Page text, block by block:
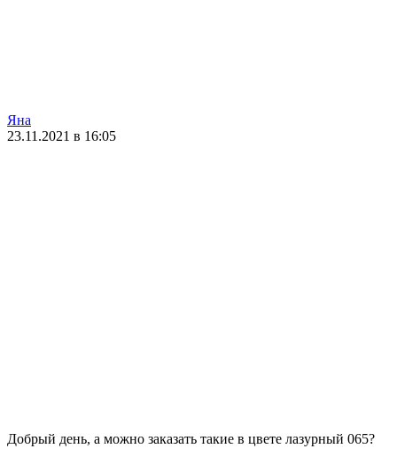
Яна
23.11.2021 в 16:05
Добрый день, а можно заказать такие в цвете лазурный 065?